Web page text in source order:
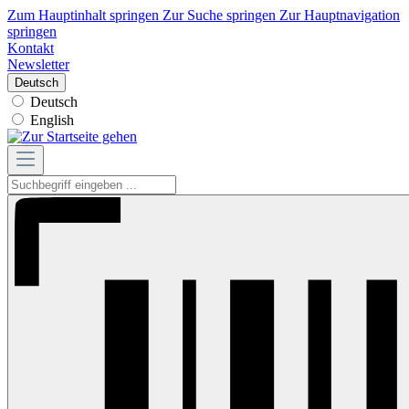
Zum Hauptinhalt springen Zur Suche springen Zur Hauptnavigation
springen
Kontakt
Newsletter
Deutsch
Deutsch
English